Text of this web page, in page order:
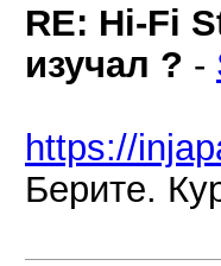
RE: Hi-Fi
изучал ? -
https://
Берите.